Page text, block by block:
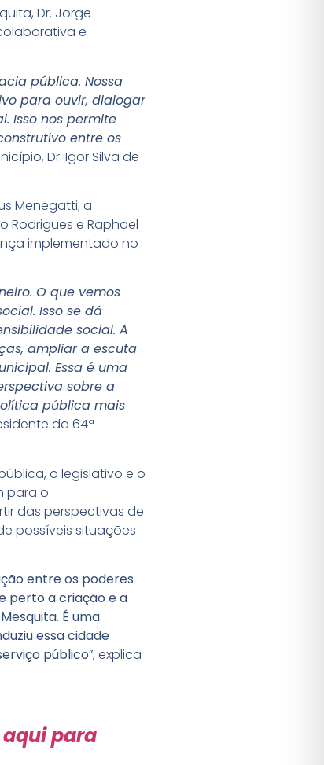
Dr. Jorge
e
pública. Nossa
para ouvir, dialogar
Isso nos permite
entre os
Dr. Igor Silva de
Menegatti; a
Rodrigues e Raphael
implementado no
O que vemos
Isso se dá
social. A
ampliar a escuta
Essa é uma
sobre a
pública mais
da 64ª
o legislativo e o
para o
das perspectivas de
possíveis situações
entre os poderes
perto a criação e a
É uma
essa cidade
público”, explica
aqui para